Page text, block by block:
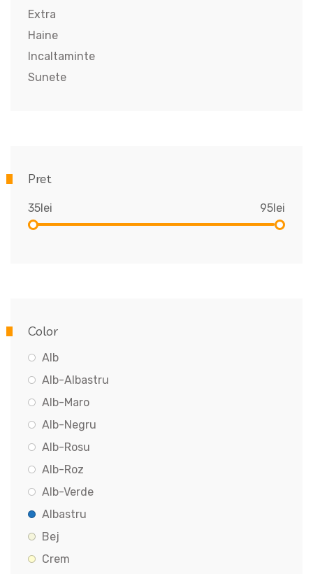
Extra
Haine
Incaltaminte
Sunete
Pret
35lei 95lei
Color
Alb
Alb-Albastru
Alb-Maro
Alb-Negru
Alb-Rosu
Alb-Roz
Alb-Verde
Albastru
Bej
Crem